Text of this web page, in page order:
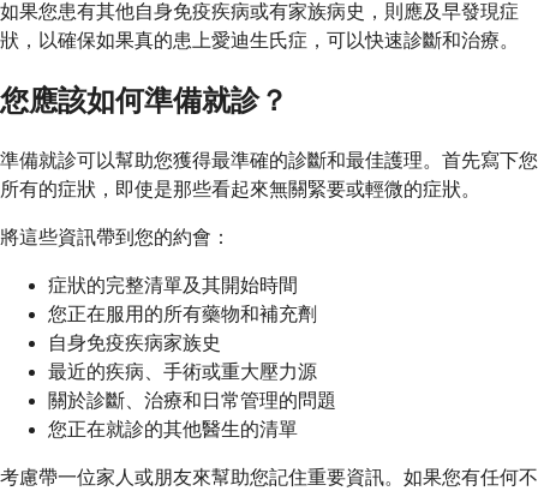
如果您患有其他自身免疫疾病或有家族病史，則應及早發現症
狀，以確保如果真的患上愛迪生氏症，可以快速診斷和治療。
您應該如何準備就診？
準備就診可以幫助您獲得最準確的診斷和最佳護理。首先寫下您
所有的症狀，即使是那些看起來無關緊要或輕微的症狀。
將這些資訊帶到您的約會：
症狀的完整清單及其開始時間
您正在服用的所有藥物和補充劑
自身免疫疾病家族史
最近的疾病、手術或重大壓力源
關於診斷、治療和日常管理的問題
您正在就診的其他醫生的清單
考慮帶一位家人或朋友來幫助您記住重要資訊。如果您有任何不